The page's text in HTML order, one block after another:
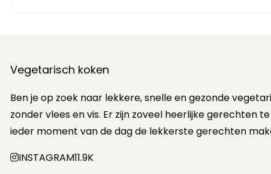
Vegetarisch koken
Ben je op zoek naar lekkere, snelle en gezonde
zonder vlees en vis. Er zijn zoveel heerlijke gerechten
ieder moment van de dag de lekkerste gerechten
INSTAGRAM11.9K